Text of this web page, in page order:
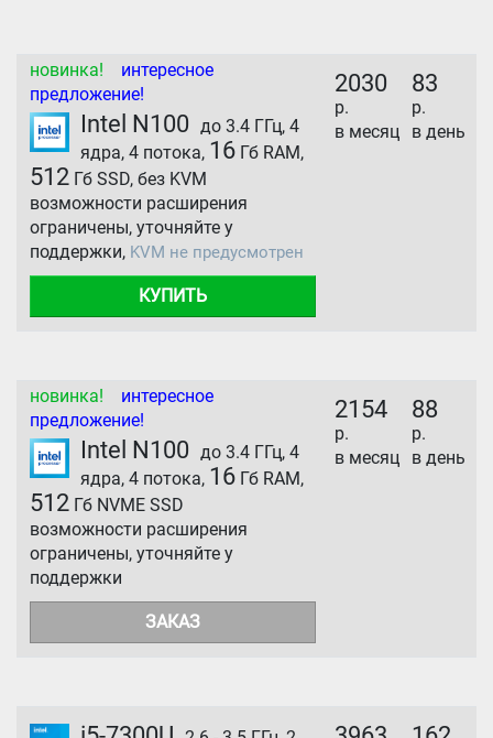
новинка! интересное
предложение!
Intel N100 до 3.4 ГГц, 4
ядра, 4 потока, 16Гб RAM,
512 Гб SSD, без KVM
возможности расширения
ограничены, уточняйте у
поддержки, KVM не предусмотрен
КУПИТЬ
2030
р.
в месяц
83
р.
в день
новинка! интересное
предложение!
Intel N100 до 3.4 ГГц, 4
ядра, 4 потока, 16Гб RAM,
512 Гб NVME SSD
возможности расширения
ограничены, уточняйте у
поддержки
ЗАКАЗ
2154
р.
в месяц
88
р.
в день